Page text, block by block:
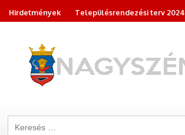
Hirdetmények
Településrendezési terv 2024